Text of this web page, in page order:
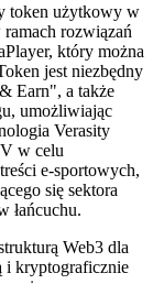
token użytkowy w
rozwiązań
który można
jest niezbędny
Earn", a także
umożliwiając
Verasity
w celu
e-sportowych,
się sektora
łańcuchu.
Web3 dla
i kryptograficznie